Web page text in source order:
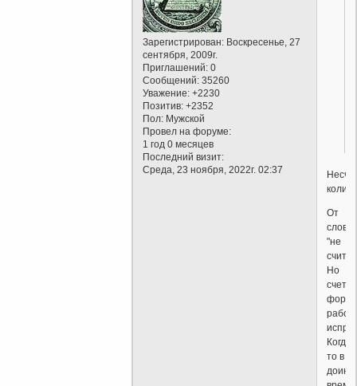
Зарегистрирован: Воскресенье, 27
сентября, 2009г.
Приглашений: 0
Сообщений: 35260
Уважение: +2230
Позитив: +2352
Пол: Мужской
Провел на форуме:
1 год 0 месяцев
Последний визит:
Среда, 23 ноября, 2022г. 02:37
От
слов
"не
Но
Когда-
то в